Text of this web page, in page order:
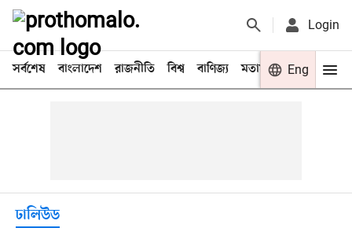
Login
সর্বশেষ বাংলাদেশ রাজনীতি বিশ্ব বাণিজ্য মতামত খেলা
Eng
ঢালিউড